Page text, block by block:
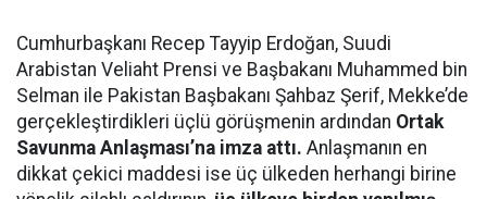
Cumhurbaşkanı Recep Tayyip Erdoğan, Suudi
Arabistan Veliaht Prensi ve Başbakanı Muhammed bin
Selman ile Pakistan Başbakanı Şahbaz Şerif, Mekke’de
gerçekleştirdikleri üçlü görüşmenin ardından Ortak
Savunma Anlaşması’na imza attı. Anlaşmanın en
dikkat çekici maddesi ise üç ülkeden herhangi birine